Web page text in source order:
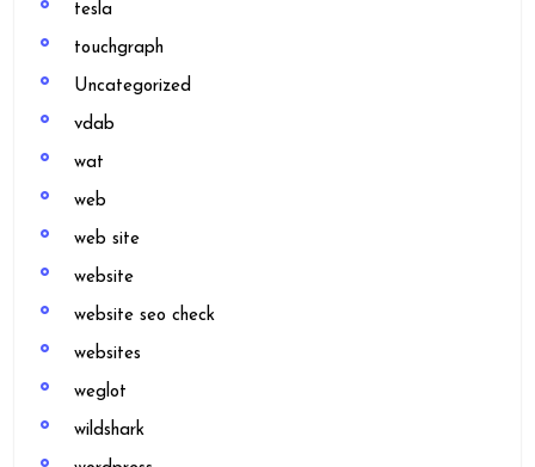
tesla
touchgraph
Uncategorized
vdab
wat
web
web site
website
website seo check
websites
weglot
wildshark